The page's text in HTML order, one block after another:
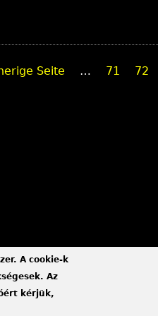
Seite … 71 72
A cookie-k
Az
kérjük,